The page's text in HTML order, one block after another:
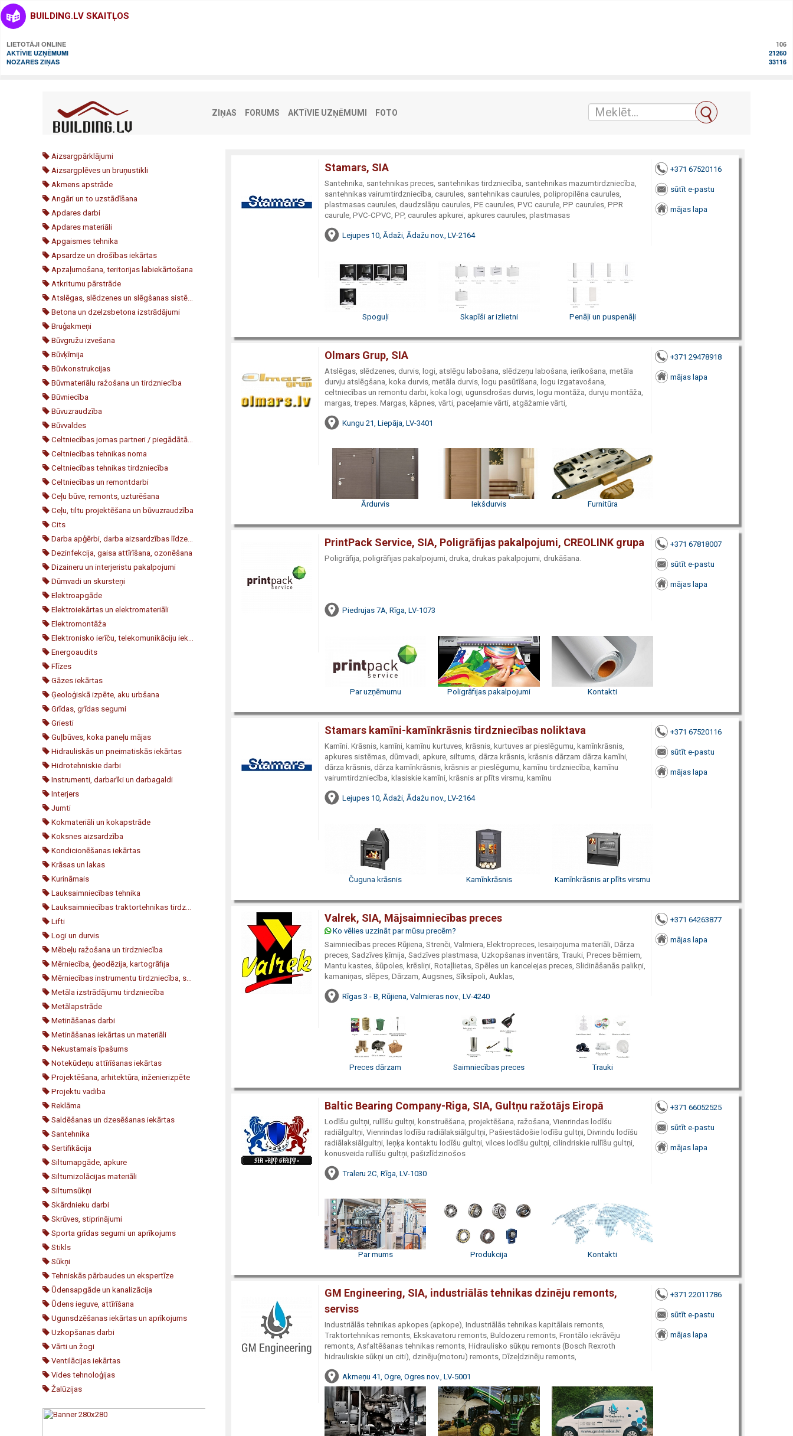
BUILDING.LV SKAITĻOS
LIETOTĀJI ONLINE
106
AKTĪVIE UZŅĒMUMI
21260
NOZARES ZIŅAS
33116
ZIŅAS FORUMS AKTĪVIE UZŅĒMUMI FOTO
Aizsargpārklājumi
Aizsargplēves un bruņustikli
Akmens apstrāde
Angāri un to uzstādīšana
Apdares darbi
Apdares materiāli
Apgaismes tehnika
Apsardze un drošības iekārtas
Apzaļumošana, teritorijas labiekārtošana
Atkritumu pārstrāde
Atslēgas, slēdzenes un slēgšanas sistēmas
Betona un dzelzsbetona izstrādājumi
Bruģakmeņi
Būvgružu izvešana
Būvķīmija
Būvkonstrukcijas
Būvmateriālu ražošana un tirdzniecība
Būvniecība
Būvuzraudzība
Būvvaldes
Celtniecības jomas partneri / piegādātāji / konsultanti
Celtniecības tehnikas noma
Celtniecības tehnikas tirdzniecība
Celtniecības un remontdarbi
Ceļu būve, remonts, uzturēšana
Ceļu, tiltu projektēšana un būvuzraudzība
Cits
Darba apģērbi, darba aizsardzības līdzekļi
Dezinfekcija, gaisa attīrīšana, ozonēšana
Dizaineru un interjeristu pakalpojumi
Dūmvadi un skursteņi
Elektroapgāde
Elektroiekārtas un elektromateriāli
Elektromontāža
Elektronisko ierīču, telekomunikāciju iekārtu un to daļu vairumtirdzniecība
Energoaudits
Flīzes
Gāzes iekārtas
Ģeoloģiskā izpēte, aku urbšana
Grīdas, grīdas segumi
Griesti
Guļbūves, koka paneļu mājas
Hidrauliskās un pneimatiskās iekārtas
Hidrotehniskie darbi
Instrumenti, darbarīki un darbagaldi
Interjers
Jumti
Kokmateriāli un kokapstrāde
Koksnes aizsardzība
Kondicionēšanas iekārtas
Krāsas un lakas
Kurināmais
Lauksaimniecības tehnika
Lauksaimniecības traktortehnikas tirdzniecība
Lifti
Logi un durvis
Mēbeļu ražošana un tirdzniecība
Mērniecība, ģeodēzija, kartogrāfija
Mērniecības instrumentu tirdzniecība, serviss
Metāla izstrādājumu tirdzniecība
Metālapstrāde
Metināšanas darbi
Metināšanas iekārtas un materiāli
Nekustamais īpašums
Notekūdeņu attīrīšanas iekārtas
Projektēšana, arhitektūra, inženierizpēte
Projektu vadiba
Reklāma
Saldēšanas un dzesēšanas iekārtas
Santehnika
Sertifikācija
Siltumapgāde, apkure
Siltumizolācijas materiāli
Siltumsūkņi
Skārdnieku darbi
Skrūves, stiprinājumi
Sporta grīdas segumi un aprīkojums
Stikls
Sūkņi
Tehniskās pārbaudes un ekspertīze
Ūdensapgāde un kanalizācija
Ūdens ieguve, attīrīšana
Ugunsdzēšanas iekārtas un aprīkojums
Uzkopšanas darbi
Vārti un žogi
Ventilācijas iekārtas
Vides tehnoloģijas
Žalūzijas
Stamars, SIA
Santehnika, santehnikas preces, santehnikas tirdzniecība, santehnikas mazumtirdzniecība,
santehnikas vairumtirdzniecība, caurules, santehnikas caurules, polipropilēna caurules,
plastmasas caurules, daudzslāņu caurules, PE caurules, PVC caurule, PP caurules, PPR
caurule, PVC-CPVC, PP, caurules apkurei, apkures caurules, plastmasas
Lejupes 10, Ādaži, Ādažu nov., LV-2164
+371 67520116
sūtīt e-pastu
mājas lapa
Spoguļi Skapīši ar izlietni Penāļi un puspenāļi
Olmars Grup, SIA
Atslēgas, slēdzenes, durvis, logi, atslēgu labošana, slēdzeņu labošana, ierīkošana, metāla
durvju atslēgšana, koka durvis, metāla durvis, logu pasūtīšana, logu izgatavošana,
celtniecības un remontu darbi, koka logi, ugunsdrošas durvis, logu montāža, durvju montāža,
margas, trepes. Margas, kāpnes, vārti, paceļamie vārti, atgāžamie vārti,
Kungu 21, Liepāja, LV-3401
+371 29478918
mājas lapa
Ārdurvis Iekšdurvis Furnitūra
PrintPack Service, SIA, Poligrāfijas pakalpojumi, CREOLINK grupa
Poligrāfija, poligrāfijas pakalpojumi, druka, drukas pakalpojumi, drukāšana.
Piedrujas 7A, Rīga, LV-1073
+371 67818007
sūtīt e-pastu
mājas lapa
Par uzņēmumu Poligrāfijas pakalpojumi Kontakti
Stamars kamīni-kamīnkrāsnis tirdzniecības noliktava
Kamīni. Krāsnis, kamīni, kamīnu kurtuves, krāsnis, kurtuves ar pieslēgumu, kamīnkrāsnis,
apkures sistēmas, dūmvadi, apkure, siltums, dārza krāsnis, krāsnis dārzam dārza kamīni,
dārza krāsnis, dārza kamīnkrāsnis, krāsnis ar pieslēgumu, kamīnu tirdzniecība, kamīnu
vairumtirdzniecība, klasiskie kamīni, krāsnis ar plīts virsmu, kamīnu
Lejupes 10, Ādaži, Ādažu nov., LV-2164
+371 67520116
sūtīt e-pastu
mājas lapa
Čuguna krāsnis Kamīnkrāsnis Kamīnkrāsnis ar plīts virsmu
Valrek, SIA, Mājsaimniecības preces
Ko vēlies uzzināt par mūsu precēm?
Saimniecības preces Rūjiena, Strenči, Valmiera, Elektropreces, Iesaiņojuma materiāli, Dārza
preces, Sadzīves ķīmija, Sadzīves plastmasa, Uzkopšanas inventārs, Trauki, Preces bērniem,
Mantu kastes, šūpoles, krēsliņi, Rotaļlietas, Spēles un kancelejas preces, Slidināšanās palikņi,
kamaniņas, slēpes, Dārzam, Augsnes, Sīksīpoli, Auklas,
Rīgas 3 - B, Rūjiena, Valmieras nov., LV-4240
+371 64263877
mājas lapa
Preces dārzam Saimniecības preces Trauki
Baltic Bearing Company-Riga, SIA, Gultņu ražotājs Eiropā
Lodīšu gultņi, rullīšu gultņi, konstruēšana, projektēšana, ražošana, Vienrindas lodīšu
radiālgultņi, Vienrindas lodīšu radiālaksiālgultņi, Pašiestādošie lodīšu gultņi, Divrindu lodīšu
radiālaksiālgultņi, leņķa kontaktu lodīšu gultņi, vilces lodīšu gultņi, cilindriskie rullīšu gultņi,
konusveida rullīšu gultņi, pašizlīdzinošos
Traleru 2C, Rīga, LV-1030
+371 66052525
sūtīt e-pastu
mājas lapa
Par mums Produkcija Kontakti
GM Engineering, SIA, industriālās tehnikas dzinēju remonts,
serviss
Industriālās tehnikas apkopes (apkope), Industriālās tehnikas kapitālais remonts,
Traktortehnikas remonts, Ekskavatoru remonts, Buldozeru remonts, Frontālo iekrāvēju
remonts, Asfaltēšanas tehnikas remonts, Hidraulisko sūkņu remonts (Bosch Rexroth
hidrauliskie sūkņi un citi), dzinēju(motoru) remonts, Dīzeļdzinēju remonts,
Akmeņu 41, Ogre, Ogres nov., LV-5001
+371 22011786
sūtīt e-pastu
mājas lapa